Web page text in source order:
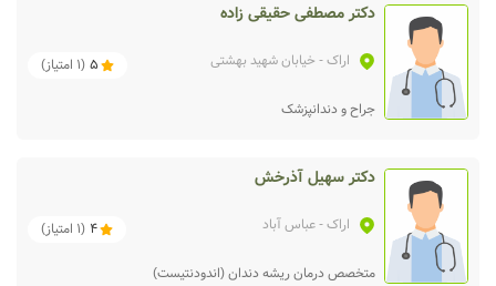
دکتر مصطفی حقیقی زاده
اراک- خیابان شهید بهشتی 5
(
1 امتیاز)
جراح و دندانپزشک
دکتر سهیل آذرخش
اراک- عباس آباد 4
(
1 امتیاز)
متخصص درمان ریشه دندان (اندودنتیست)